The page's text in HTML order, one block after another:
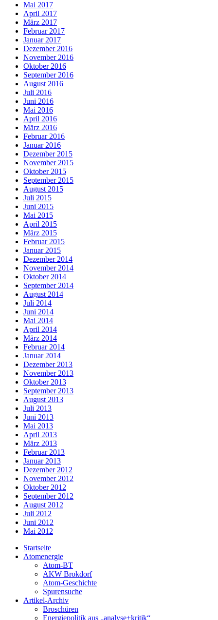
Mai 2017
April 2017
März 2017
Februar 2017
Januar 2017
Dezember 2016
November 2016
Oktober 2016
September 2016
August 2016
Juli 2016
Juni 2016
Mai 2016
April 2016
März 2016
Februar 2016
Januar 2016
Dezember 2015
November 2015
Oktober 2015
September 2015
August 2015
Juli 2015
Juni 2015
Mai 2015
April 2015
März 2015
Februar 2015
Januar 2015
Dezember 2014
November 2014
Oktober 2014
September 2014
August 2014
Juli 2014
Juni 2014
Mai 2014
April 2014
März 2014
Februar 2014
Januar 2014
Dezember 2013
November 2013
Oktober 2013
September 2013
August 2013
Juli 2013
Juni 2013
Mai 2013
April 2013
März 2013
Februar 2013
Januar 2013
Dezember 2012
November 2012
Oktober 2012
September 2012
August 2012
Juli 2012
Juni 2012
Mai 2012
Startseite
Atomenergie
Atom-BT
AKW Brokdorf
Atom-Geschichte
Spurensuche
Artikel-Archiv
Broschüren
Energiepolitik aus „analyse+kritik“